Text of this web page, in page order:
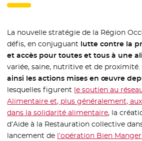
La nouvelle stratégie de la Région
défis, en conjuguant lutte contre la
et accès pour toutes et tous à une
variée, saine, nutritive et de proximité.
ainsi les actions mises en œuvre
lesquelles figurent le soutien au
Alimentaire et, plus généralement,
dans la solidarité alimentaire, la
d’Aide à la Restauration collective
lancement de l’opération Bien